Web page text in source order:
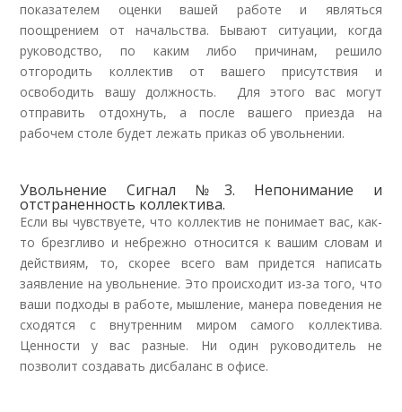
показателем оценки вашей работе и являться
поощрением от начальства. Бывают ситуации, когда
руководство, по каким либо причинам, решило
отгородить коллектив от вашего присутствия и
освободить вашу должность. Для этого вас могут
отправить отдохнуть, а после вашего приезда на
рабочем столе будет лежать приказ об увольнении.
Увольнение Сигнал №3. Непонимание и
отстраненность коллектива.
Если вы чувствуете, что коллектив не понимает вас, как-
то брезгливо и небрежно относится к вашим словам и
действиям, то, скорее всего вам придется написать
заявление на увольнение. Это происходит из-за того, что
ваши подходы в работе, мышление, манера поведения не
сходятся с внутренним миром самого коллектива.
Ценности у вас разные. Ни один руководитель не
позволит создавать дисбаланс в офисе.